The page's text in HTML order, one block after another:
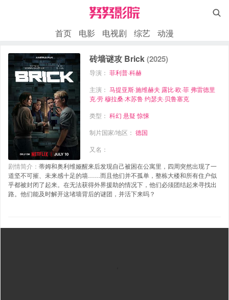

首页 电影 电视剧 综艺 动漫
砖墙谜攻 Brick(2025)
导演：菲利普·科赫
主演：马提亚斯·施维赫夫 露比·欧·菲 弗雷德里
克·劳 穆拉桑·木苏鲁 约瑟夫·贝鲁塞克
类型：科幻 悬疑 惊悚
制片国家/地区：德国
又名：
剧情简介： 蒂姆和奥利维娅醒来后发现自己被困在公寓里，四周突然出现了一
道坚不可摧、未来感十足的墙……而且他们并不孤单，整栋大楼和所有住户似
乎都被封闭了起来。在无法获得外界援助的情况下，他们必须团结起来寻找出
路。他们能及时解开这堵墙背后的谜团，并活下来吗？